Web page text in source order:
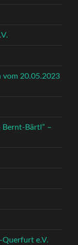
vom 20.05.2023
Bernt-Bärtl” –
Querfurt e.V.